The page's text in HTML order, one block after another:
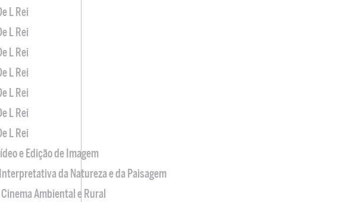
L Rei
L Rei
L Rei
L Rei
L Rei
L Rei
L Rei
e Edição de Imagem
da Natureza e da Paisagem
Ambiental e Rural